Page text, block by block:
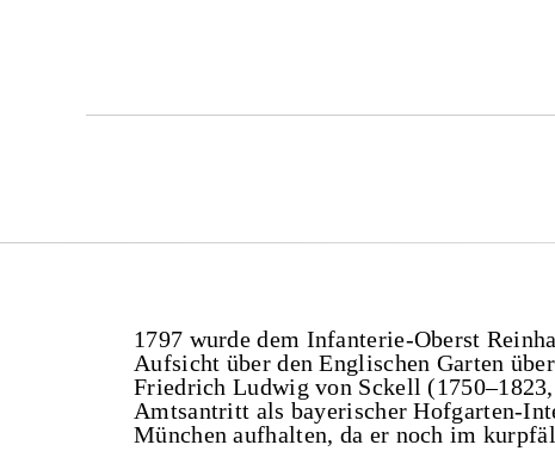
1797 wurde dem Infanterie-Oberst
Aufsicht über den Englischen Garten
Friedrich Ludwig von Sckell
Amtsantritt als bayerischer Hofgarten-
München aufhalten, da er noch im